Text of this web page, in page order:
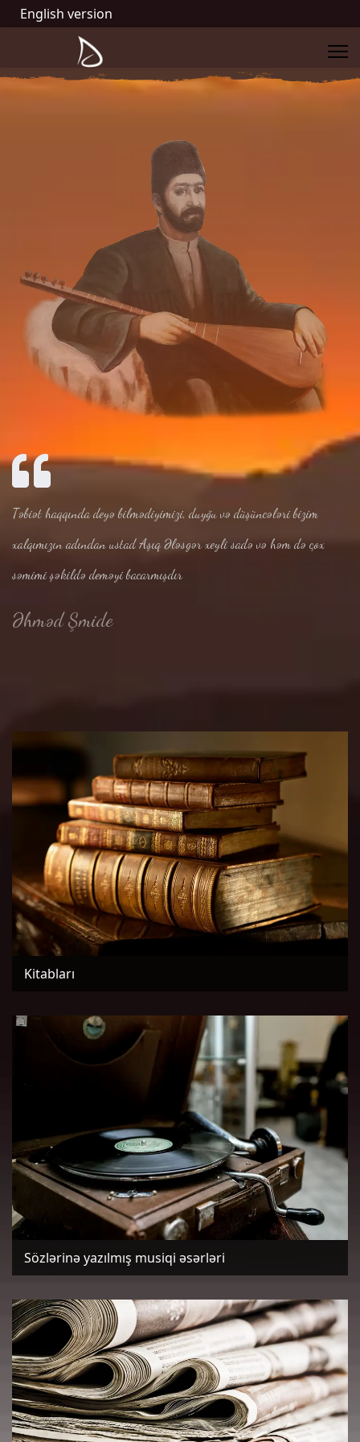
English version
Təbiət haqqında deyə bilmədiyimizi, duyğu və düşüncələri bizim
xalqımızın adından ustad Aşıq Ələsgər xeyli sadə və həm də çox
səmimi şəkildə deməyi bacarmışdır
Əhməd Şmide
Kitabları
Sözlərinə yazılmış musiqi əsərləri